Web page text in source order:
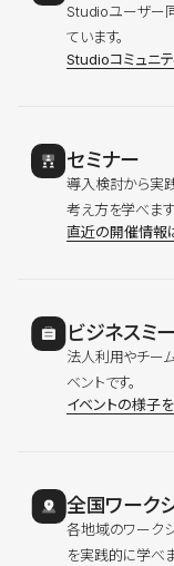
Studioユーザー
ています。
Studioコミュニテ
セミナー
導入検討から実
考え方を学べます
直近の開催情報
ビジネスミ
法人利用やチー
ベントです。
イベントの様子
全国ワーク
各地域のワーク
を実践的に学べま